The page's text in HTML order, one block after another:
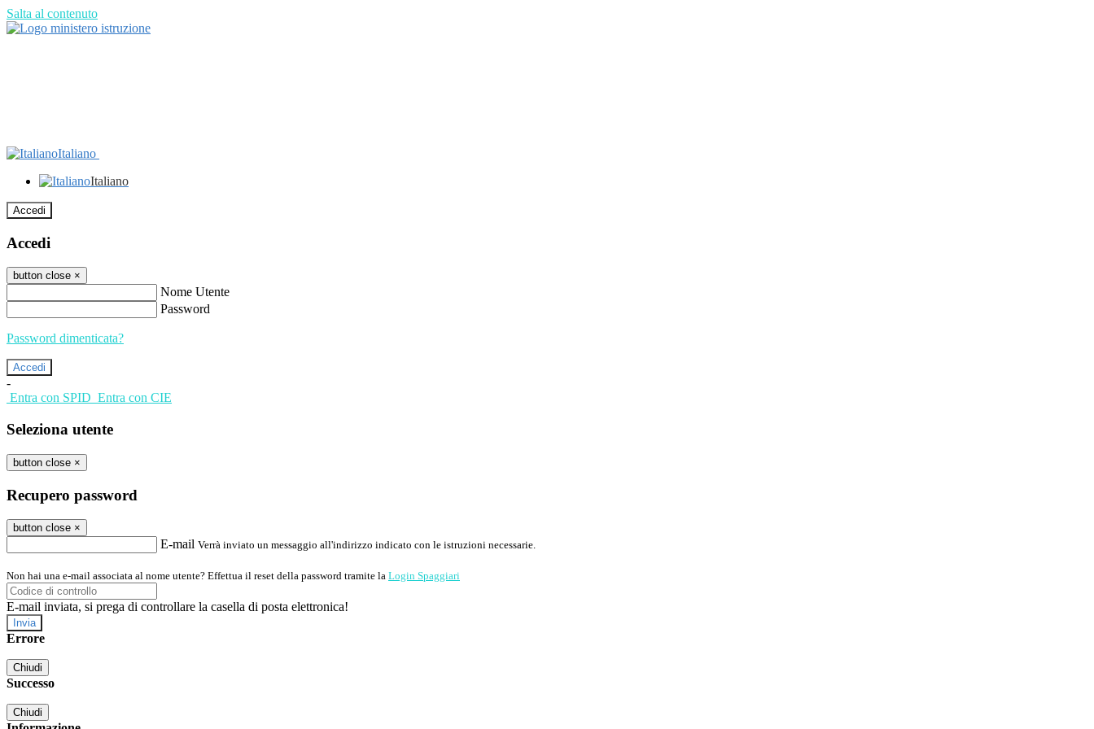
Salta al contenuto
Italiano
Italiano
Accedi
Accedi
button close ×
Nome Utente
Password
Password dimenticata?
-
Entra con SPID Entra con CIE
Seleziona utente
button close ×
Recupero password
button close ×
E-mail Verrà inviato un messaggio all'indirizzo indicato con le istruzioni necessarie.
Non hai una e-mail associata al nome utente? Effettua il reset della password tramite la Login Spaggiari
E-mail inviata, si prega di controllare la casella di posta elettronica!
Errore
Chiudi
Successo
Chiudi